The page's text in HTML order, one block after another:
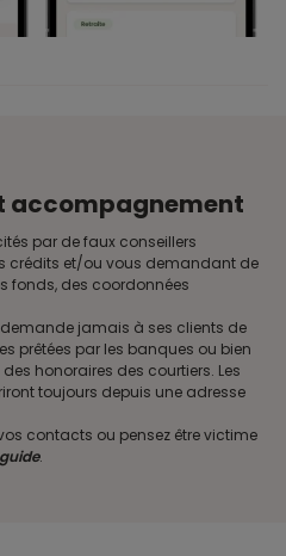
accompagnement
par de faux conseillers
crédits et/ou vous demandant de
fonds, des coordonnées
demande jamais à ses clients de
prêtées par les banques ou bien
honoraires des courtiers. Les
toujours depuis une adresse
contacts ou pensez être victime
.